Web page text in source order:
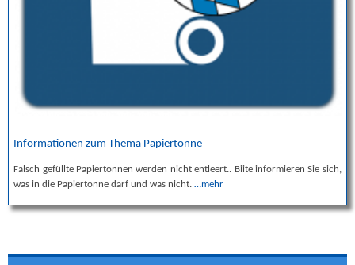
Informationen zum Thema Papiertonne
Falsch gefüllte Papiertonnen werden nicht entleert.. Biite informieren Sie sich,
was in die Papiertonne darf und was nicht.…mehr